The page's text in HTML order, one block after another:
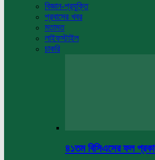
বিজ্ঞান-প্রযুক্তি
প্রবাসের খবর
মতামত
লাইফস্টাইল
চাকরি
৪১তম বিসিএসের ফল